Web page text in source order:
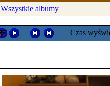
Wszystkie albumy
Czas